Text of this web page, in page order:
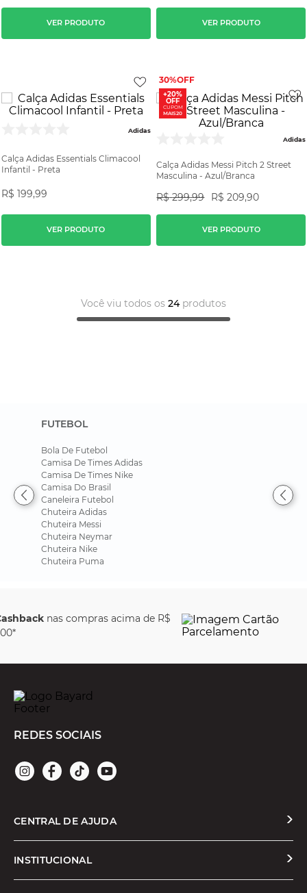
VER PRODUTO VER PRODUTO
Adidas
Calça Adidas Essentials Climacool
Infantil - Preta
R$ 199,99
VER PRODUTO
30%
+20%
OFF
CUPOM
MAIS20
Adidas
Calça Adidas Messi Pitch 2 Street
Masculina - Azul/Branca
R$ 299,99 R$ 209,90
VER PRODUTO
Você viu todos os 24produtos
FUTEBOL
Bola De Futebol
Camisa De Times Adidas
Camisa De Times Nike
Camisa Do Brasil
Caneleira Futebol
Chuteira Adidas
Chuteira Messi
Chuteira Neymar
Chuteira Nike
Chuteira Puma
Parcele em até6x sem
juros
REDES SOCIAIS
CENTRAL DE AJUDA
Solicitar Troca ou Devolução
INSTITUCIONAL